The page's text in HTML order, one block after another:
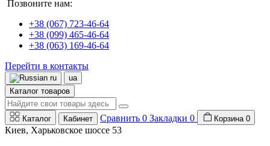
Позвоните нам:
+38 (067) 723-46-64
+38 (099) 465-46-64
+38 (063) 169-46-64
Перейти в контакты
ru
ua
Каталог товаров
Каталог Кабинет Сравнить 0 Закладки 0 Корзина 0
Киев, Харьковское шоссе 53